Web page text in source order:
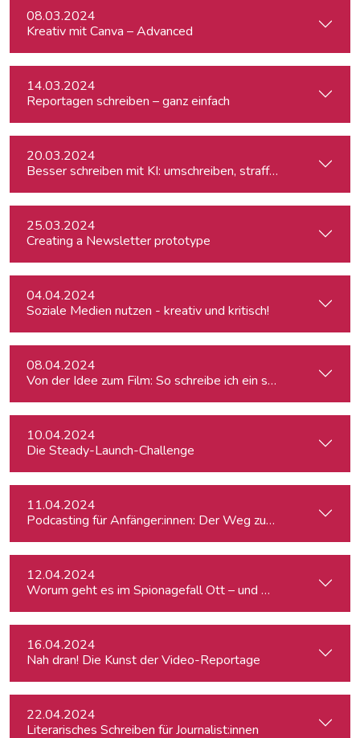
08.03.2024
Kreativ mit Canva – Advanced
14.03.2024
Reportagen schreiben – ganz einfach
20.03.2024
Besser schreiben mit KI: umschreiben, straffen, redigieren
25.03.2024
Creating a Newsletter prototype
04.04.2024
Soziale Medien nutzen - kreativ und kritisch!
08.04.2024
Von der Idee zum Film: So schreibe ich ein schlüssiges
10.04.2024
Die Steady-Launch-Challenge
11.04.2024
Podcasting für Anfänger:innen: Der Weg zum eigenen
12.04.2024
Worum geht es im Spionagefall Ott – und wie reagiert die
16.04.2024
Nah dran! Die Kunst der Video-Reportage
22.04.2024
Literarisches Schreiben für Journalist:innen